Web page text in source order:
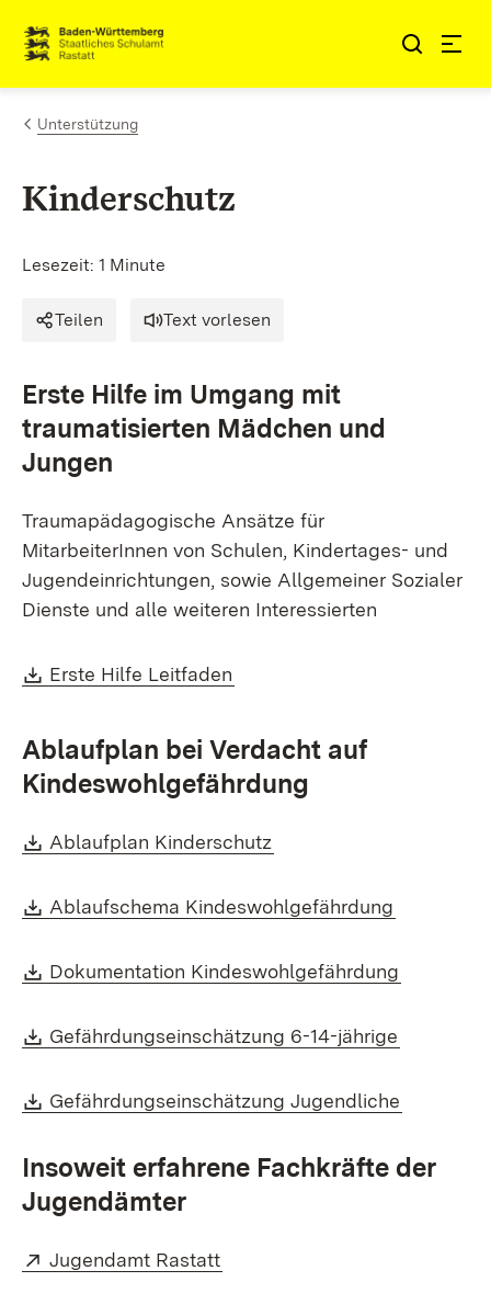
Zum Inhalt springen
Link zur Startseite
Unterstützung
Kinderschutz
Lesezeit: 1 Minute
Teilen Text vorlesen
Erste Hilfe im Umgang mit
traumatisierten Mädchen und
Jungen
Traumapädagogische Ansätze für
MitarbeiterInnen von Schulen, Kindertages- und
Jugendeinrichtungen, sowie Allgemeiner Sozialer
Dienste und alle weiteren Interessierten
Download:
Erste Hilfe Leitfaden
Ablaufplan bei Verdacht auf
Kindeswohlgefährdung
Download:
Ablaufplan Kinderschutz
Download:
Ablaufschema Kindeswohlgefährdung
Download:
Dokumentation Kindeswohlgefährdung
Download:
Gefährdungseinschätzung 6-14-jährige
Download:
Gefährdungseinschätzung Jugendliche
Insoweit erfahrene Fachkräfte der
Jugendämter
Extern:
Jugendamt Rastatt